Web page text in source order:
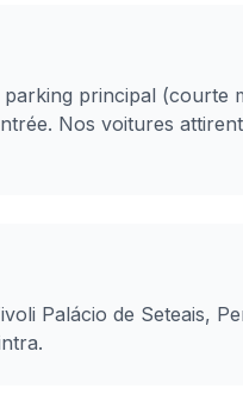
principal (courte
Nos voitures
Palácio de Seteais,